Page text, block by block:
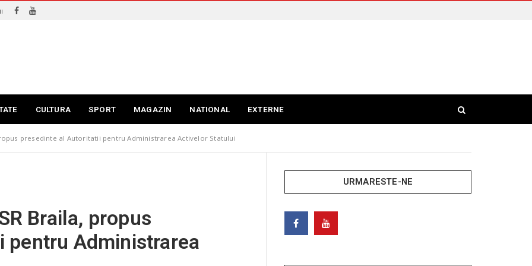
CULTURA SPORT MAGAZIN NATIONAL EXTERNE
presedinte al Autoritatii pentru Administrarea Activelor Statului
Braila, propus
pentru Administrarea
URMARESTE-NE